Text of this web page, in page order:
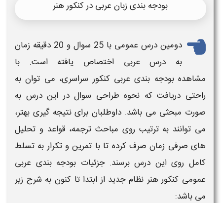
عربی در کنکور هنر
با 25 سوال و 20 دقیقه زمان
اختصاص یافته است. با
کنکور سراسری، می توان به
طراحی سوالدر این درس به
برای نتیجه گیری بهتر،
مباحث ترجمه، قواعد و تحلیل
تا با تمرین و تکرار به تسلط
جزئیاتبودجه بندی عربی
از ابتدا تا کنون به شرح زیر